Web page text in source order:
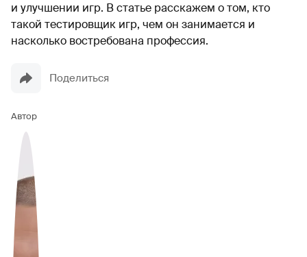
и улучшении игр. В статье расскажем о том, кто
такой тестировщик игр, чем он занимается и
насколько востребована профессия.
Поделиться
Автор